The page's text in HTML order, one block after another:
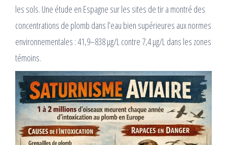
les sols. Une étude en Espagne sur les sites de tir a montré des
concentrations de plomb dans l’eau bien supérieures aux normes
environnementales : 41,9–838 µg/L contre 7,4 µg/L dans les zones
témoins.​